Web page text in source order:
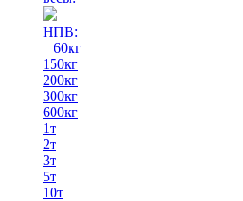
НПВ:
60кг
150кг
200кг
300кг
600кг
1т
2т
3т
5т
10т